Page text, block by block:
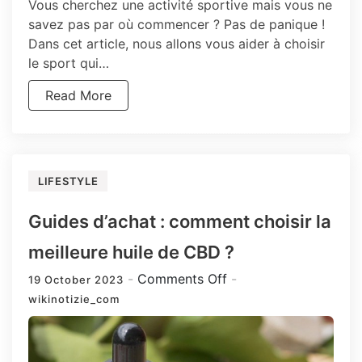
Vous cherchez une activité sportive mais vous ne
savez pas par où commencer ? Pas de panique !
Dans cet article, nous allons vous aider à choisir
le sport qui…
Read More
LIFESTYLE
Guides d’achat : comment choisir la
meilleure huile de CBD ?
19 October 2023 Comments Offon
d’achat
:
comment
wikinotizie_com